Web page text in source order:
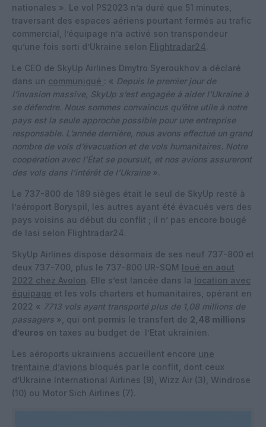
nationales ». Le vol PS2023 n’a duré que 51 minutes,
traversant des espaces aériens pourtant fermés au trafic
commercial, l’équipage n’a activé son transpondeur
qu’une fois sorti d’Ukraine selon Flightradar24.
Le CEO de SkyUp Airlines Dmytro Syeroukhov a déclaré
dans un communiqué : « Depuis le premier jour de
l’invasion massive, SkyUp s’est engagée à aider l’Ukraine à
se défendre. Nous sommes convaincus qu’être utile à notre
pays est la seule approche possible pour une entreprise
responsable. L’année dernière, nous avons effectué un grand
nombre de vols d’évacuation et de vols humanitaires. Notre
coopération avec l’État se poursuit, et nos avions assureront
des vols dans l’intérêt de l’Ukraine ».
Le 737-800 de 189 sièges était le seul de SkyUp resté à
l’aéroport Boryspil, les autres ayant été évacués vers des
pays voisins au début du conflit ; il n’ pas encore bougé
de Iasi selon Flightradar24.
SkyUp Airlines dispose désormais de ses neuf 737-800 et
deux 737-700, plus le 737-800 UR-SQM loué en aout
2022 chez Avolon. Elle s’est lancée dans la location avec
équipage et les vols charters et humanitaires, opérant en
2022 « 7713 vols ayant transporté plus de 1,08 millions de
passagers », qui ont permis le transfert de 2,48 millions
d’euros en taxes au budget de l’Etat ukrainien.
Les aéroports ukrainiens accueillent encore une
trentaine d’avions bloqués par le conflit, dont ceux
d’Ukraine International Airlines (9), Wizz Air (3), Windrose
(10) ou Motor Sich Airlines (7).